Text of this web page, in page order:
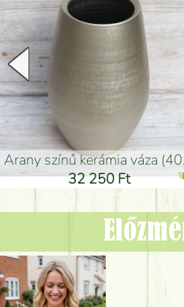
arany színű kerámia váza (40x26cm)
32 250 Ft